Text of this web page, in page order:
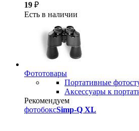
19 ₽
Есть в наличии
Фототовары
Портативные
Аксессуары к
Рекомендуем
фотобоксSimp-Q XL